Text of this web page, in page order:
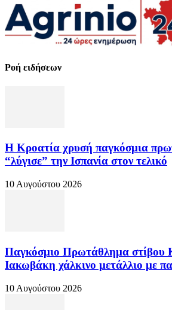
Ροή ειδήσεων
Η Κροατία χρυσή παγκόσμια
“λύγισε” την Ισπανία στον τελικό
10 Αυγούστου 2026
Παγκόσμιο Πρωτάθλημα στίβου
Ιακωβάκη χάλκινο μετάλλιο με
10 Αυγούστου 2026